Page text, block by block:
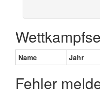
Name Jahr
Fehler